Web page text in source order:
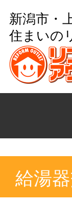
新潟市・
住まいの
給湯